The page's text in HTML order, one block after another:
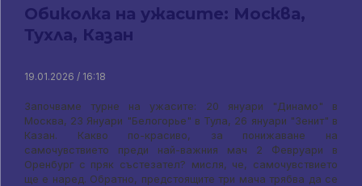
Обиколка на ужасите: Москва,
Тухла, Казан
19.01.2026 / 16:18
Започваме турне на ужасите: 20 януари "Динамо" в
Москва, 23 Януари "Белогорье" в Тула, 26 януари "Зенит" в
Казан. Какво по-красиво, за понижаване на
самочувствието преди най-важния мач 2 Февруари в
Оренбург с пряк състезател? мисля, че, самочувствието
ще е наред. Обратно, предстоящите три мача трябва да се